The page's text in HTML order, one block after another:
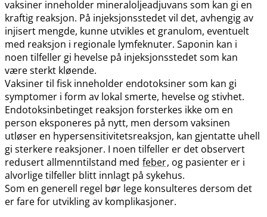
vaksiner inneholder mineraloljeadjuvans som kan gi en
kraftig reaksjon. På injeksjonsstedet vil det, avhengig av
injisert mengde, kunne utvikles et granulom, eventuelt
med reaksjon i regionale lymfeknuter. Saponin kan i
noen tilfeller gi hevelse på injeksjonsstedet som kan
være sterkt kløende.
Vaksiner til fisk inneholder endotoksiner som kan gi
symptomer i form av lokal smerte, hevelse og stivhet.
Endotoksinbetinget reaksjon forsterkes ikke om en
person eksponeres på nytt, men dersom vaksinen
utløser en hypersensitivitetsreaksjon, kan gjentatte uhell
gi sterkere reaksjoner. I noen tilfeller er det observert
redusert allmenntilstand med feber, og pasienter er i
alvorlige tilfeller blitt innlagt på sykehus.
Som en generell regel bør lege konsulteres dersom det
er fare for utvikling av komplikasjoner.